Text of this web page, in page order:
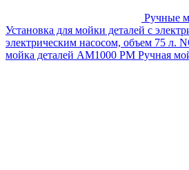
Ручные
Установка для мойки деталей с
электрическим насосом, объем 75 л.
мойка деталей АМ1000 РМ Ручная